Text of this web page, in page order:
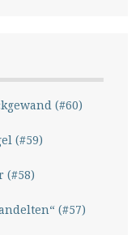
(#60)
(#59)
(#58)
(#57)